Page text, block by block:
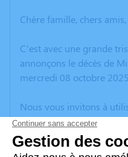
Chère famille, chers amis,
C’est avec une grande
annonçons le décès de
mercredi 08 octobre
Nous vous invitons à
vos condoléances,
anecdote ou exprimer vos
poèmes ou des textes.